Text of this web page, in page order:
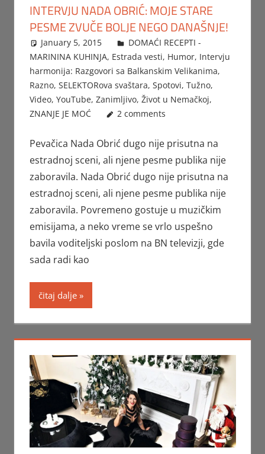
INTERVJU NADA OBRIĆ: MOJE STARE
PESME ZVUČE BOLJE NEGO DANAŠNJE!
January 5, 2015 Beba
DOMAĆI RECEPTI -
MARININA KUHINJA, Estrada vesti, Humor, Intervju
harmonija: Razgovori sa Balkanskim Velikanima,
Razno, SELEKTORova svaštara, Spotovi, Tužno,
Video, YouTube, Zanimljivo, Život u Nemačkoj,
ZNANJE JE MOĆ
2 comments
Pevačica Nada Obrić dugo nije prisutna na
estradnoj sceni, ali njene pesme publika nije
zaboravila. Nada Obrić dugo nije prisutna na
estradnoj sceni, ali njene pesme publika nije
zaboravila. Povremeno gostuje u muzičkim
emisijama, a neko vreme se vrlo uspešno
bavila voditeljski poslom na BN televizji, gde
sada radi kao
čitaj dalje